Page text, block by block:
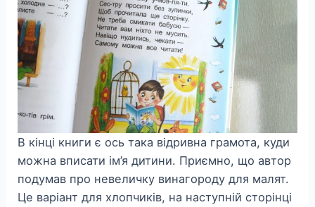
В кінці книги є ось така відривна грамота, куди
можна вписати ім’я дитини. Приємно, що автор
подумав про невеличку винагороду для малят.
Це варіант для хлопчиків, на наступній сторінці